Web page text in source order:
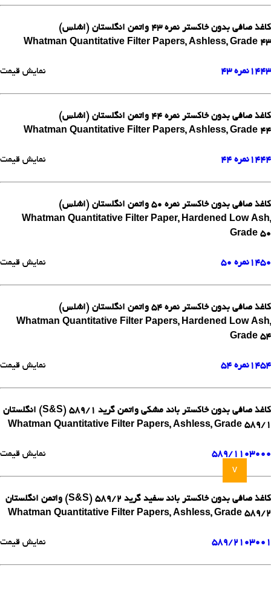
v
کاغذ صافی بدون خاکستر نمره 43 واتمن انگلستان (اشلس)
Whatman Quantitative Filter Papers, Ashless, Grade 43
1443نمره 43 نمایش قیمت
کاغذ صافی بدون خاکستر نمره 44 واتمن انگلستان (اشلس)
Whatman Quantitative Filter Papers, Ashless, Grade 44
1444نمره 44 نمایش قیمت
کاغذ صافی بدون خاکستر نمره 50 واتمن انگلستان (اشلس)
Whatman Quantitative Filter Paper, Hardened Low Ash,
Grade 50
1450نمره 50 نمایش قیمت
کاغذ صافی بدون خاکستر نمره 54 واتمن انگلستان (اشلس)
Whatman Quantitative Filter Papers, Hardened Low Ash,
Grade 54
1454نمره 54 نمایش قیمت
کاغذ صافی بدون خاکستر باند مشکی واتمن گرید 589/1 (S&S) انگلستان
Whatman Quantitative Filter Papers, Ashless, Grade 589/1
103000
589/1 نمایش قیمت
کاغذ صافی بدون خاکستر باند سفید گرید 589/2 (S&S) واتمن انگلستان
Whatman Quantitative Filter Papers, Ashless, Grade 589/2
103001
589/2 نمایش قیمت